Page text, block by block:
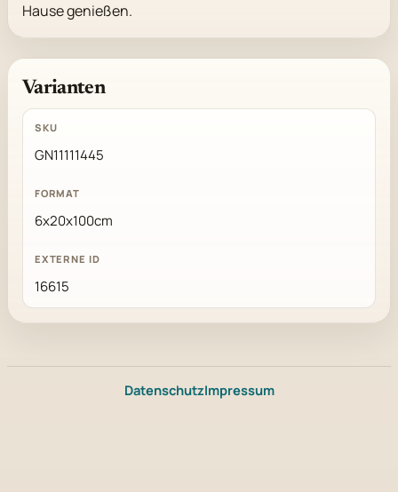
Hause genießen.
Varianten
GN11111445
6x20x100cm
16615
DatenschutzImpressum